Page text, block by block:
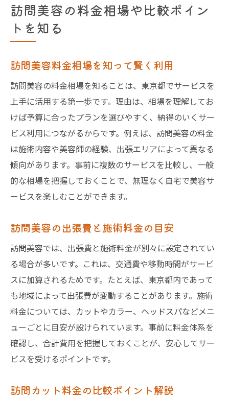
訪問美容の料金相場や比較ポイン
トを知る
訪問美容料金相場を知って賢く利用
訪問美容の料金相場を知ることは、東京都でサービスを
上手に活用する第一歩です。理由は、相場を理解してお
けば予算に合ったプランを選びやすく、納得のいくサー
ビス利用につながるからです。例えば、訪問美容の料金
は施術内容や美容師の経験、出張エリアによって異なる
傾向があります。事前に複数のサービスを比較し、一般
的な相場を把握しておくことで、無理なく自宅で美容サ
ービスを楽しむことができます。
訪問美容の出張費と施術料金の目安
訪問美容では、出張費と施術料金が別々に設定されてい
る場合が多いです。これは、交通費や移動時間がサービ
スに加算されるためです。たとえば、東京都内であって
も地域によって出張費が変動することがあります。施術
料金については、カットやカラー、ヘッドスパなどメニ
ューごとに目安が設けられています。事前に料金体系を
確認し、合計費用を把握しておくことが、安心してサー
ビスを受けるポイントです。
訪問カット料金の比較ポイント解説